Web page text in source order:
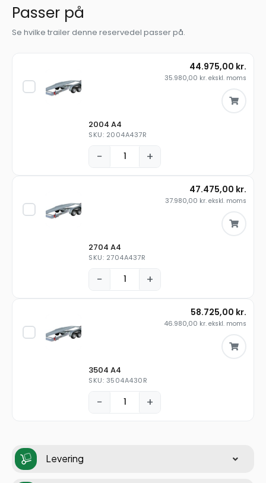
Passer på
Se hvilke trailer denne reservedel passer på.
2004 A4
SKU: 2004A437R
− +
44.975,00 kr.
35.980,00 kr. ekskl. moms
2704 A4
SKU: 2704A437R
− +
47.475,00 kr.
37.980,00 kr. ekskl. moms
3504 A4
SKU: 3504A430R
− +
58.725,00 kr.
46.980,00 kr. ekskl. moms
Levering